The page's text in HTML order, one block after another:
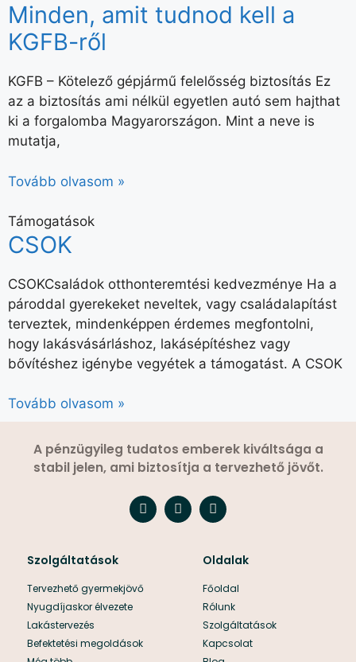
Minden, amit tudnod kell a
KGFB-ről
KGFB – Kötelező gépjármű felelősség biztosítás Ez
az a biztosítás ami nélkül egyetlen autó sem hajthat
ki a forgalomba Magyarországon. Mint a neve is
mutatja,
Tovább olvasom »
Támogatások
CSOK
CSOKCsaládok otthonteremtési kedvezménye Ha a
pároddal gyerekeket neveltek, vagy családalapítást
terveztek, mindenképpen érdemes megfontolni,
hogy lakásvásárláshoz, lakásépítéshez vagy
bővítéshez igénybe vegyétek a támogatást. A CSOK
Tovább olvasom »
A pénzügyileg tudatos emberek kiváltsága a
stabil jelen, ami biztosítja a tervezhető jövőt.
Szolgáltatások
Tervezhető gyermekjövő
Nyugdíjaskor élvezete
Lakástervezés
Befektetési megoldások
Oldalak
Főoldal
Rólunk
Szolgáltatások
Kapcsolat